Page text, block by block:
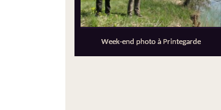
Week-end photo à Printegarde